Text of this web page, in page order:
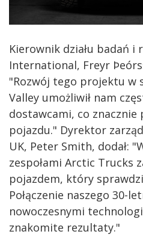
Kierownik działu badań
International, Freyr
"Rozwój tego projektu w
Valley umożliwił nam
dostawcami, co znacznie
pojazdu." Dyrektor
UK, Peter Smith, dodał:
zespołami Arctic Trucks
pojazdem, który
Połączenie naszego 30-
nowoczesnymi
znakomite rezultaty."